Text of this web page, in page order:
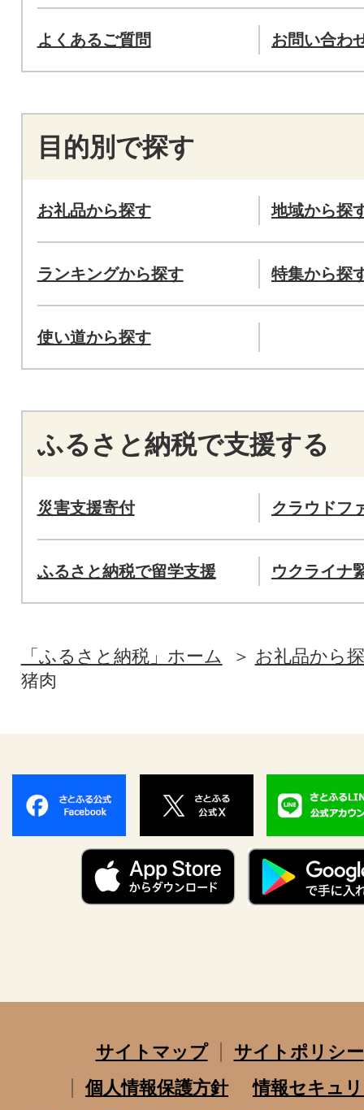
よくあるご質問 お問い合わ
目的別で探す
お礼品から探す 地域から探
ランキングから探す 特集から探
使い道から探す
ふるさと納税で支援する
災害支援寄付 クラウドフ
ふるさと納税で留学支援 ウクライナ
「ふるさと納税」ホーム
お礼品から
猪肉
サイトマップ
サイトポリシー
個人情報保護方針
情報セキュ